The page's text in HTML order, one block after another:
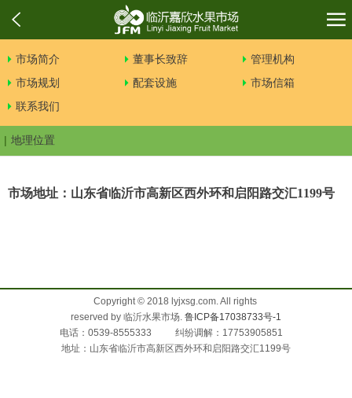
市场简介 董事长致辞
管理机构
市场规划
配套设施
市场信箱
联系我们
地理位置
市场地址：山东省临沂市高新区西外环和启阳路交汇1199号
Copyright © 2018 lyjxsg.com. All rights
reserved by 临沂水果市场. 鲁ICP备17038733号-1
电话：0539-8555333 纠纷调解：17753905851
地址：山东省临沂市高新区西外环和启阳路交汇1199号